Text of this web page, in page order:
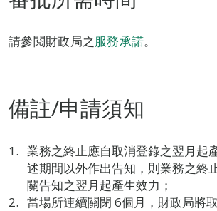
請參閱財政局之服務承諾。
備註/申請須知
業務之終止應自取消登錄之翌月起
述期間以外作出告知，則業務之終
關告知之翌月起產生效力；
當場所連續關閉 6個月，財政局將取